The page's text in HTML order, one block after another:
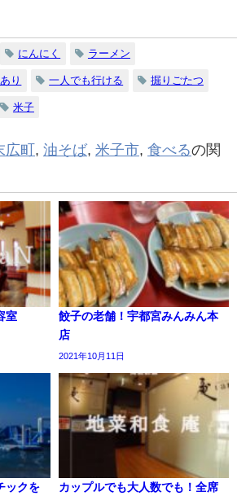
にんにく ラーメン
り 一人でも行ける 掘りごたつ
米子
広町 , 油そば, 米子市, 食べるの関
室
餃子の老舗！宇都宮みんみん本
店
2021年10月11日
ックを
カップルでも大人数でも！全席